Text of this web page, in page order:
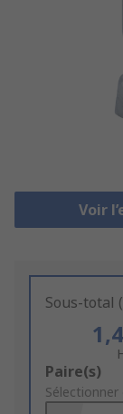
Voir
Sous-total
Add
to
Paire(s)